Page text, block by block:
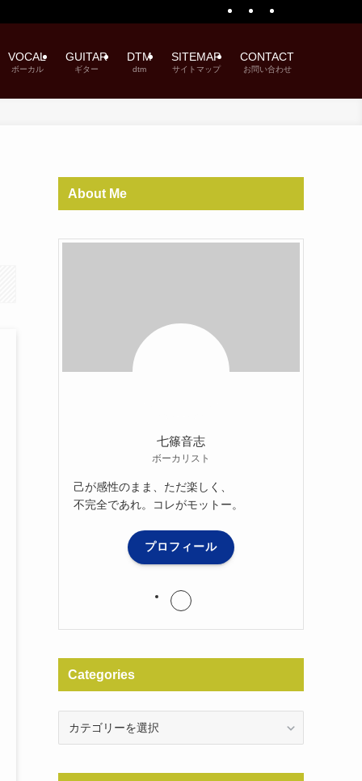
VOCAL
ボーカル
GUITAR
ギター
DTM
dtm
SITEMAP
サイトマップ
CONTACT
お問い合わせ
About Me
七篠音志
ボーカリスト
己が感性のまま、ただ楽しく、
不完全であれ。コレがモットー。
プロフィール
Categories